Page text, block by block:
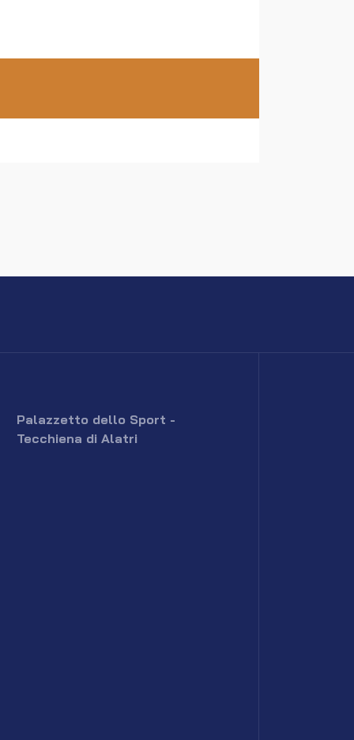
Palazzetto dello Sport -
Tecchiena di Alatri